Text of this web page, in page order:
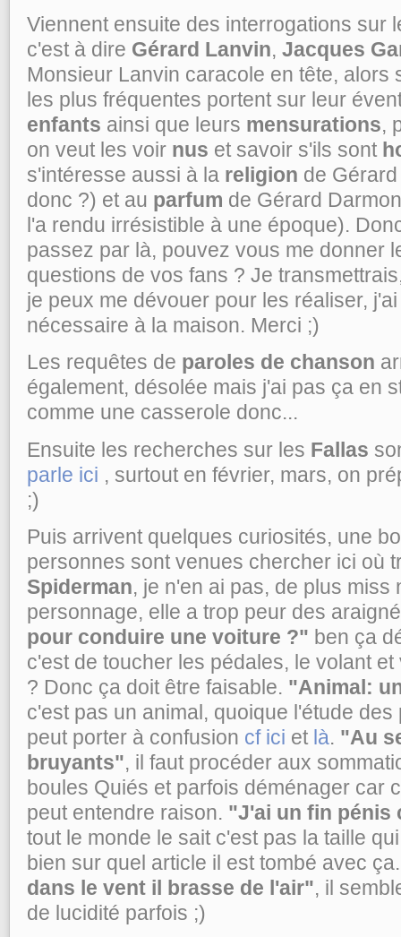
Viennent ensuite des interrogations sur
c'est à dire Gérard Lanvin, Jacques
Monsieur Lanvin caracole en tête, alors
les plus fréquentes portent sur leur
enfants ainsi que leurs mensurations,
on veut les voir nus et savoir s'ils sont
s'intéresse aussi à la religion de
donc ?) et au parfum de Gérard
l'a rendu irrésistible à une époque).
passez par là, pouvez vous me donner
questions de vos fans ? Je
je peux me dévouer pour les réaliser,
nécessaire à la maison. Merci ;)
Les requêtes de paroles de chanson
également, désolée mais j'ai pas ça en
comme une casserole donc...
Ensuite les recherches sur les Fallas
parle ici , surtout en février, mars, on
;)
Puis arrivent quelques curiosités, une
personnes sont venues chercher ici où
Spiderman, je n'en ai pas, de plus miss
personnage, elle a trop peur des
pour conduire une voiture ?" ben ça
c'est de toucher les pédales, le volant
? Donc ça doit être faisable. "Animal:
c'est pas un animal, quoique l'étude
peut porter à confusion cf ici et là. "Au
bruyants", il faut procéder aux
boules Quiés et parfois déménager car
peut entendre raison. "J'ai un fin pénis
tout le monde le sait c'est pas la taille
bien sur quel article il est tombé avec
dans le vent il brasse de l'air", il
de lucidité parfois ;)